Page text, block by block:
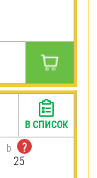
b
?
25
В СПИСОК